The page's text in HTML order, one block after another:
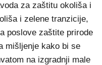
za zaštitu okoliša i
i zelene tranzicije,
poslove zaštite prirode
mišljenje kako bi se
na izgradnji male